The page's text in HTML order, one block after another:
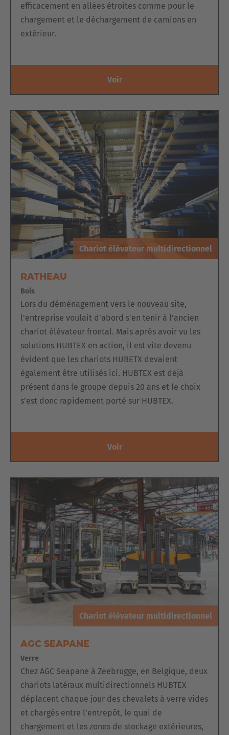
PLATE-FORME ÉLECTRIQUE DE
PRÉPARATION DE COMMANDES
BILATÉRALE DE LA SÉRIE MK
Cettesérieest parfaite pour le rangementet la
préparation
desportes et des cadres
multidirectionnel classique avec sa
commandes des clients.
PRÉPARATION DE COMMANDES DES 2
CÔTÉS À 2 MATS OU À CISEAUX EZK
Laplate-forme de préparation de commandes EZK est
particulièrement adaptée en cas de rotation élevée
caractérise par un fonctionnement des 2 côtés
. L'appareil se
efficacement en allées étroites comme pour le
chargement et le déchargement de camions en
extérieur.
Voir
Chariot élévateur multidirectionnel
RATHEAU
Bois
Lors du déménagement vers le nouveau site,
l'entreprise voulait d'abord s'en tenir à l'ancien
chariot élévateur frontal. Mais après avoir vu les
solutions HUBTEX en action, il est vite devenu
évident que les chariots HUBETX devaient
également être utilisés ici. HUBTEX est déjà
présent dans le groupe depuis 20 ans et le choix
s'est donc rapidement porté sur HUBTEX.
Voir
Chariot élévateur multidirectionnel
AGC SEAPANE
Verre
Chez AGC Seapane à Zeebrugge, en Belgique, deux
chariots latéraux multidirectionnels HUBTEX
déplacent chaque jour des chevalets à verre vides
et chargés entre l’entrepôt, le quai de
chargement et les zones de stockage extérieures,